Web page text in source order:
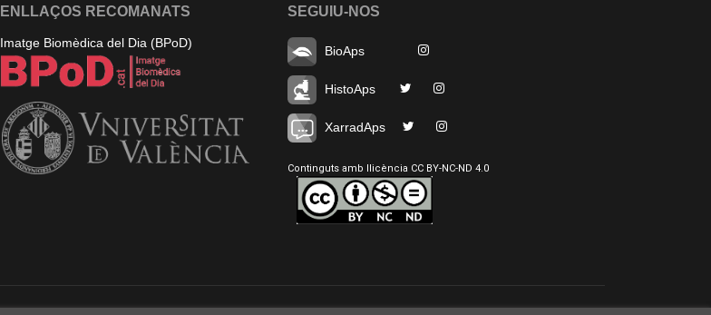
ENLLAÇOS RECOMANATS
Imatge Biomèdica del Dia (BPoD)
SEGUIU-NOS
BioAps
HistoAps
XarradAps
Continguts amb llicència CC BY-NC-ND 4.0